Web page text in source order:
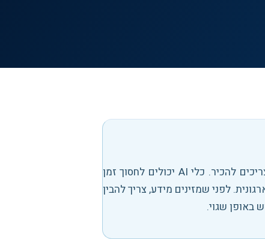
להכיר.
כלי AI יכולים לחסוך זמן
לפני שמזינים מידע, צריך להבין
באופן שגוי.